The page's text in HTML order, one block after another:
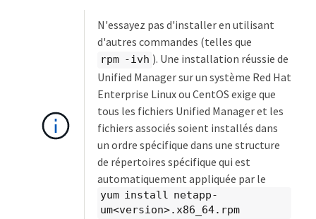
N'essayez pas d'installer en utilisant
d'autres commandes (telles que
rpm -ivh ). Une installation réussie de
Unified Manager sur un système Red Hat
Enterprise Linux ou CentOS exige que
tous les fichiers Unified Manager et les
fichiers associés soient installés dans
un ordre spécifique dans une structure
de répertoires spécifique qui est
automatiquement appliquée par le
yum install netapp-
um<version>.x86_64.rpm